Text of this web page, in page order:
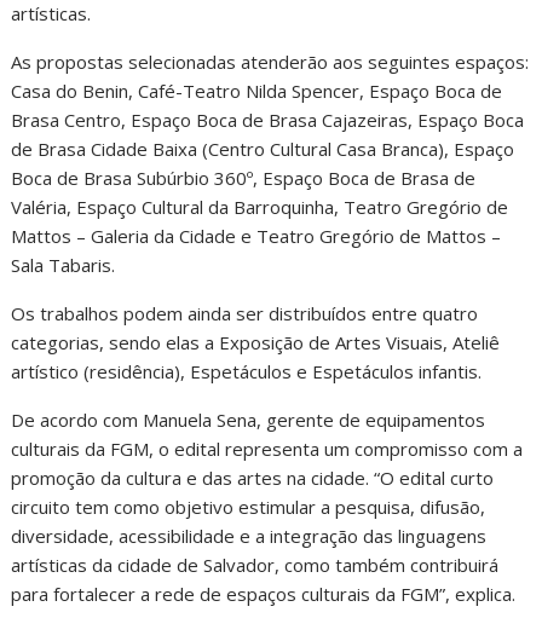
artísticas.
As propostas selecionadas atenderão aos seguintes espaços:
Casa do Benin, Café-Teatro Nilda Spencer, Espaço Boca de
Brasa Centro, Espaço Boca de Brasa Cajazeiras, Espaço Boca
de Brasa Cidade Baixa (Centro Cultural Casa Branca), Espaço
Boca de Brasa Subúrbio 360º, Espaço Boca de Brasa de
Valéria, Espaço Cultural da Barroquinha, Teatro Gregório de
Mattos – Galeria da Cidade e Teatro Gregório de Mattos –
Sala Tabaris.
Os trabalhos podem ainda ser distribuídos entre quatro
categorias, sendo elas a Exposição de Artes Visuais, Ateliê
artístico (residência), Espetáculos e Espetáculos infantis.
De acordo com Manuela Sena, gerente de equipamentos
culturais da FGM, o edital representa um compromisso com a
promoção da cultura e das artes na cidade. “O edital curto
circuito tem como objetivo estimular a pesquisa, difusão,
diversidade, acessibilidade e a integração das linguagens
artísticas da cidade de Salvador, como também contribuirá
para fortalecer a rede de espaços culturais da FGM”, explica.